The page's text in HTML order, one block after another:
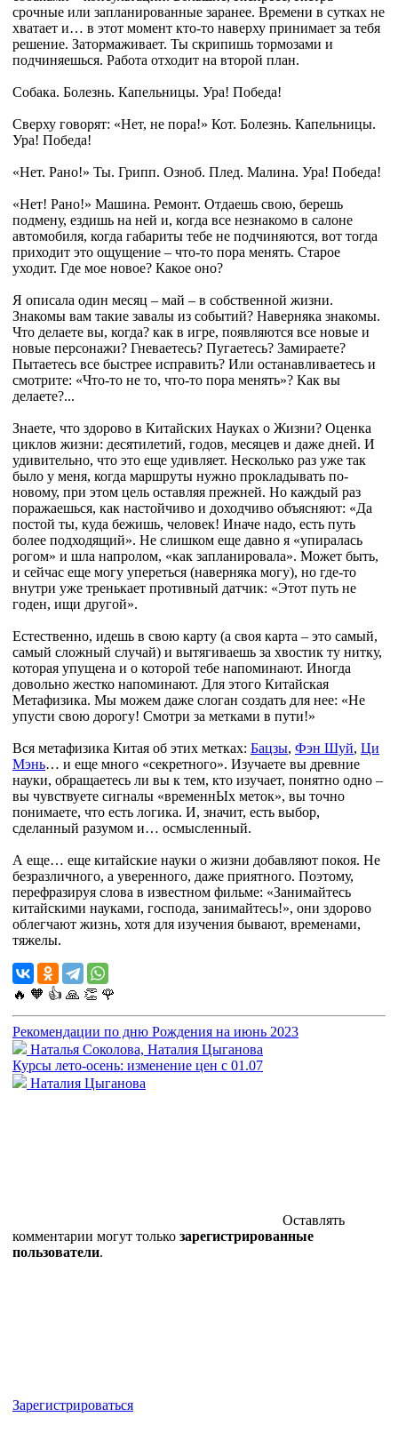
срочные или запланированные заранее. Времени в сутках не
хватает и… в этот момент кто-то наверху принимает за тебя
решение. Затормаживает. Ты скрипишь тормозами и
подчиняешься. Работа отходит на второй план.
Собака. Болезнь. Капельницы. Ура! Победа!
Сверху говорят: «Нет, не пора!» Кот. Болезнь. Капельницы.
Ура! Победа!
«Нет. Рано!» Ты. Грипп. Озноб. Плед. Малина. Ура! Победа!
«Нет! Рано!» Машина. Ремонт. Отдаешь свою, берешь
подмену, ездишь на ней и, когда все незнакомо в салоне
автомобиля, когда габариты тебе не подчиняются, вот тогда
приходит это ощущение – что-то пора менять. Старое
уходит. Где мое новое? Какое оно?
Я описала один месяц – май – в собственной жизни.
Знакомы вам такие завалы из событий? Наверняка знакомы.
Что делаете вы, когда? как в игре, появляются все новые и
новые персонажи? Гневаетесь? Пугаетесь? Замираете?
Пытаетесь все быстрее исправить? Или останавливаетесь и
смотрите: «Что-то не то, что-то пора менять»? Как вы
делаете?...
Знаете, что здорово в Китайских Науках о Жизни? Оценка
циклов жизни: десятилетий, годов, месяцев и даже дней. И
удивительно, что это еще удивляет. Несколько раз уже так
было у меня, когда маршруты нужно прокладывать по-
новому, при этом цель оставляя прежней. Но каждый раз
поражаешься, как настойчиво и доходчиво объясняют: «Да
постой ты, куда бежишь, человек! Иначе надо, есть путь
более подходящий». Не слишком еще давно я «упиралась
рогом» и шла напролом, «как запланировала». Может быть,
и сейчас еще могу упереться (наверняка могу), но где-то
внутри уже тренькает противный датчик: «Этот путь не
годен, ищи другой».
Естественно, идешь в свою карту (а своя карта – это самый,
самый сложный случай) и вытягиваешь за хвостик ту нитку,
которая упущена и о которой тебе напоминают. Иногда
довольно жестко напоминают. Для этого Китайская
Метафизика. Мы можем даже слоган создать для нее: «Не
упусти свою дорогу! Смотри за метками в пути!»
Вся метафизика Китая об этих метках: Бацзы, Фэн Шуй, Ци
Мэнь… и еще много «секретного». Изучаете вы древние
науки, обращаетесь ли вы к тем, кто изучает, понятно одно –
вы чувствуете сигналы «временнЫх меток», вы точно
понимаете, что есть логика. И, значит, есть выбор,
сделанный разумом и… осмысленный.
А еще… еще китайские науки о жизни добавляют покоя. Не
безразличного, а уверенного, даже приятного. Поэтому,
перефразируя слова в известном фильме: «Занимайтесь
китайскими науками, господа, занимайтесь!», они здорово
облегчают жизнь, хотя для изучения бывают, временами,
тяжелы.
🔥 🧡 👍 🙏 👏 🌹
Рекомендации по дню Рождения на июнь 2023
Наталья Соколова, Наталия Цыганова
Курсы лето-осень: изменение цен с 01.07
Наталия Цыганова
Оставлять
комментарии могут только зарегистрированные
пользователи.
Зарегистрироваться